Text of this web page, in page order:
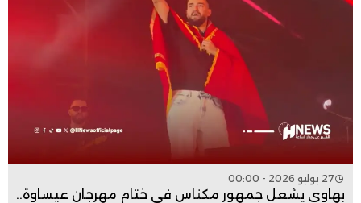
27 يوليو 2026 - 00:00
بهاوي يشعل جمهور مكناس في ختام مهرجان عيساوة..